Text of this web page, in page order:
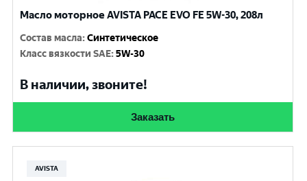
Масло моторное AVISTA PACE EVO FE 5W-30, 208л
Состав масла:Синтетическое
Класс вязкости SAE:5W-30
В наличии, звоните!
Заказать
AVISTA